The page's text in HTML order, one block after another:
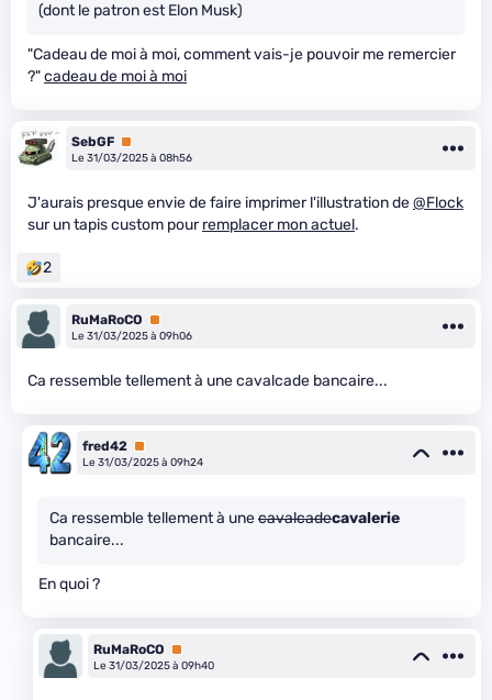
(dont le patron est Elon Musk)
"Cadeau de moi à moi, comment vais-je pouvoir me remercier
?"cadeau de moi à moi
SebGF Premium
Le 31/03/2025 à 08h56
J'aurais presque envie de faire imprimer l'illustration de@Flock
sur un tapis custom pourremplacer mon actuel.
2
RuMaRoCO
Premium
Le 31/03/2025 à 09h06
Ca ressemble tellement à une cavalcade bancaire...
fred42 Premium
Le 31/03/2025 à 09h24
Ca ressemble tellement à unecavalcadecavalerie
bancaire...
En quoi ?
RuMaRoCO
Premium
Le 31/03/2025 à 09h40